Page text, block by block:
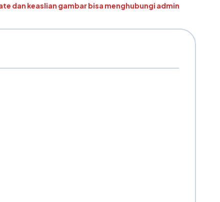
dan keaslian gambar bisa menghubungi admin